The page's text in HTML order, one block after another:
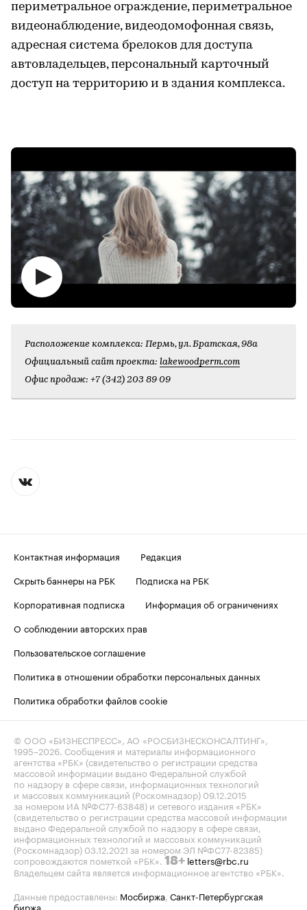
периметральное ограждение, периметральное
видеонаблюдение, видеодомофонная связь,
адресная система брелоков для доступа
автовладельцев, персональный карточный
доступ на территорию и в здания комплекса.
Расположение комплекса: Пермь, ул. Братская, 98а
Официальный сайт проекта: lakewoodperm.com
Офис продаж: +7 (342) 203 89 09
Контактная информация
Редакция
Скрыть баннеры на РБК
Подписка на РБК
Корпоративная подписка
Информация об ограничениях
О соблюдении авторских прав
Пользовательское соглашение
Политика в отношении обработки персональных данных
Политика обработки файлов cookie
© ООО «БИЗНЕСПРЕСС», АО «РОСБИЗНЕСКОНСАЛТИНГ»,
1995–2026. Сообщения и материалы информационного
агентства «РБК» (свидетельство о регистрации средства
массовой информации выдано Федеральной службой
по надзору в сфере связи, информационных технологий
и массовых коммуникаций (Роскомнадзор) 09.12.2015
за номером ИА №ФС77-63848) и сетевого издания «РБК»
(свидетельство о регистрации средства массовой информации
выдано Федеральной службой по надзору в сфере связи,
информационных технологий и массовых коммуникаций
(Роскомнадзор) 03.12.2021 за номером ЭЛ №ФС77-82385)
сопровождаются пометкой «РБК». 18+ letters@rbc.ru
Владельцем сайта является информационное агентство «РБК».
Данные предоставлены: Мосбиржа, Санкт-Петербургская
биржа